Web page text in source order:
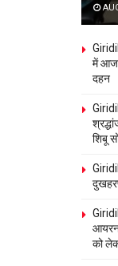
में
दहन
शिबू
आयरन
को